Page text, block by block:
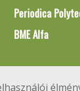
Periodica
BME Alfa
Impresszum